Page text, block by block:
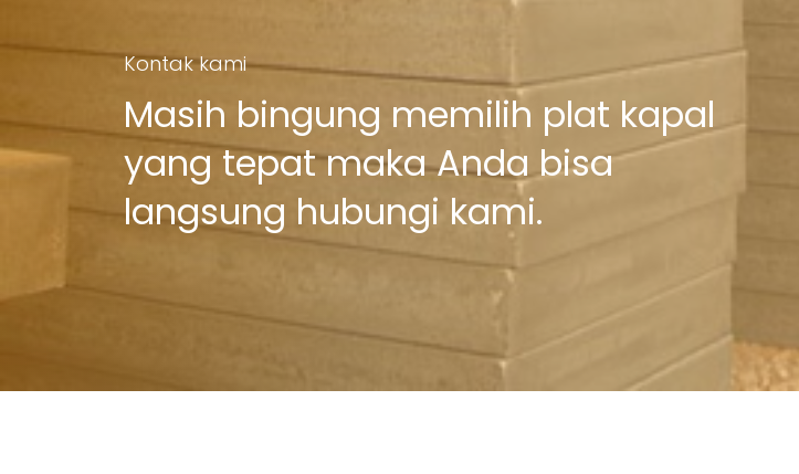
Kontak kami
Masih bingung memilih plat kapal
yang tepat maka Anda bisa
langsung hubungi kami.